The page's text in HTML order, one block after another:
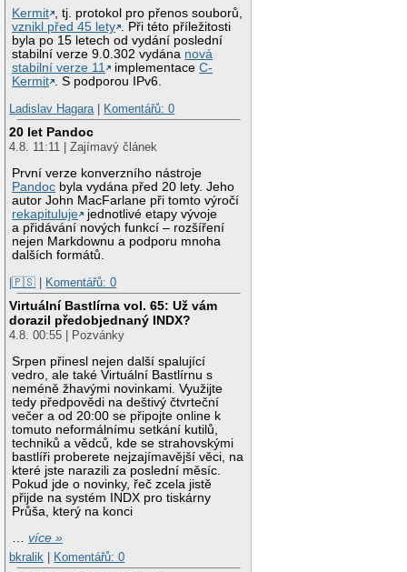
Kermit , tj. protokol pro přenos souborů,
vznikl před 45 lety . Při této příležitosti
byla po 15 letech od vydání poslední
stabilní verze 9.0.302 vydána nová
stabilní verze 11
implementaceC-
Kermit . S podporou IPv6.
Ladislav Hagara | Komentářů: 0
20 let Pandoc
4.8. 11:11 | Zajímavý článek
První verze konverzního nástroje
Pandoc byla vydána před 20 lety. Jeho
autor John MacFarlane při tomto výročí
rekapituluje
jednotlivé etapy vývoje
a přidávání nových funkcí – rozšíření
nejen Markdownu a podporu mnoha
dalších formátů.
|🇵🇸 | Komentářů: 0
Virtuální Bastlírna vol. 65: Už vám
dorazil předobjednaný INDX?
4.8. 00:55 | Pozvánky
Srpen přinesl nejen další spalující
vedro, ale také Virtuální Bastlírnu s
neméně žhavými novinkami. Využijte
tedy předpovědi na deštivý čtvrteční
večer a od 20:00 se připojte online k
tomuto neformálnímu setkání kutilů,
techniků a vědců, kde se strahovskými
bastlíři proberete nejzajímavější věci, na
které jste narazili za poslední měsíc.
Pokud jde o novinky, řeč zcela jistě
přijde na systém INDX pro tiskárny
Průša, který na konci
…více »
bkralik
Komentářů: 0